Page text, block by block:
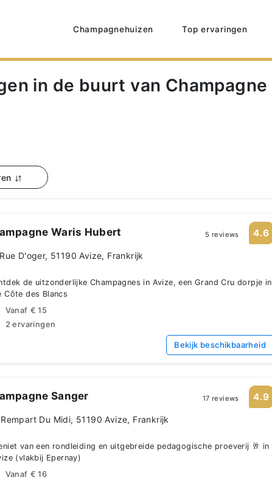
Champagnehuizen Top ervaringen
in de buurt van Champagne
Waris Hubert 5 reviews 4.6
D'oger, 51190 Avize, Frankrijk
de uitzonderlijke Champagnes in Avize, een Grand Cru dorpje in
Côte des Blancs
Vanaf € 15
2 ervaringen
Bekijk beschikbaarheid
Sanger 17 reviews 4.9
Du Midi, 51190 Avize, Frankrijk
van een rondleiding en uitgebreide pedagogische proeverij 🥂 in
(vlakbij Epernay)
Vanaf € 16